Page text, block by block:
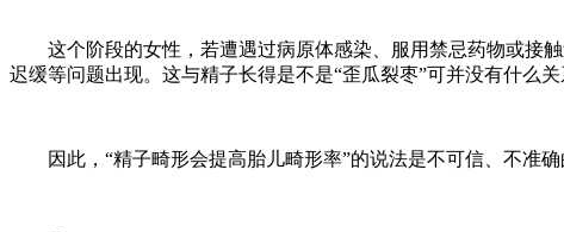
这个阶段的女性，若遭遇过病原体感染、服用禁忌药物或接触
迟缓等问题出现。这与精子长得是不是“歪瓜裂枣”可并没有什么关
因此，“精子畸形会提高胎儿畸形率”的说法是不可信、不准确